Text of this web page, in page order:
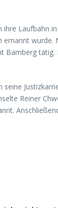
ihre Laufbahn
Bamberg
seine
Reiner